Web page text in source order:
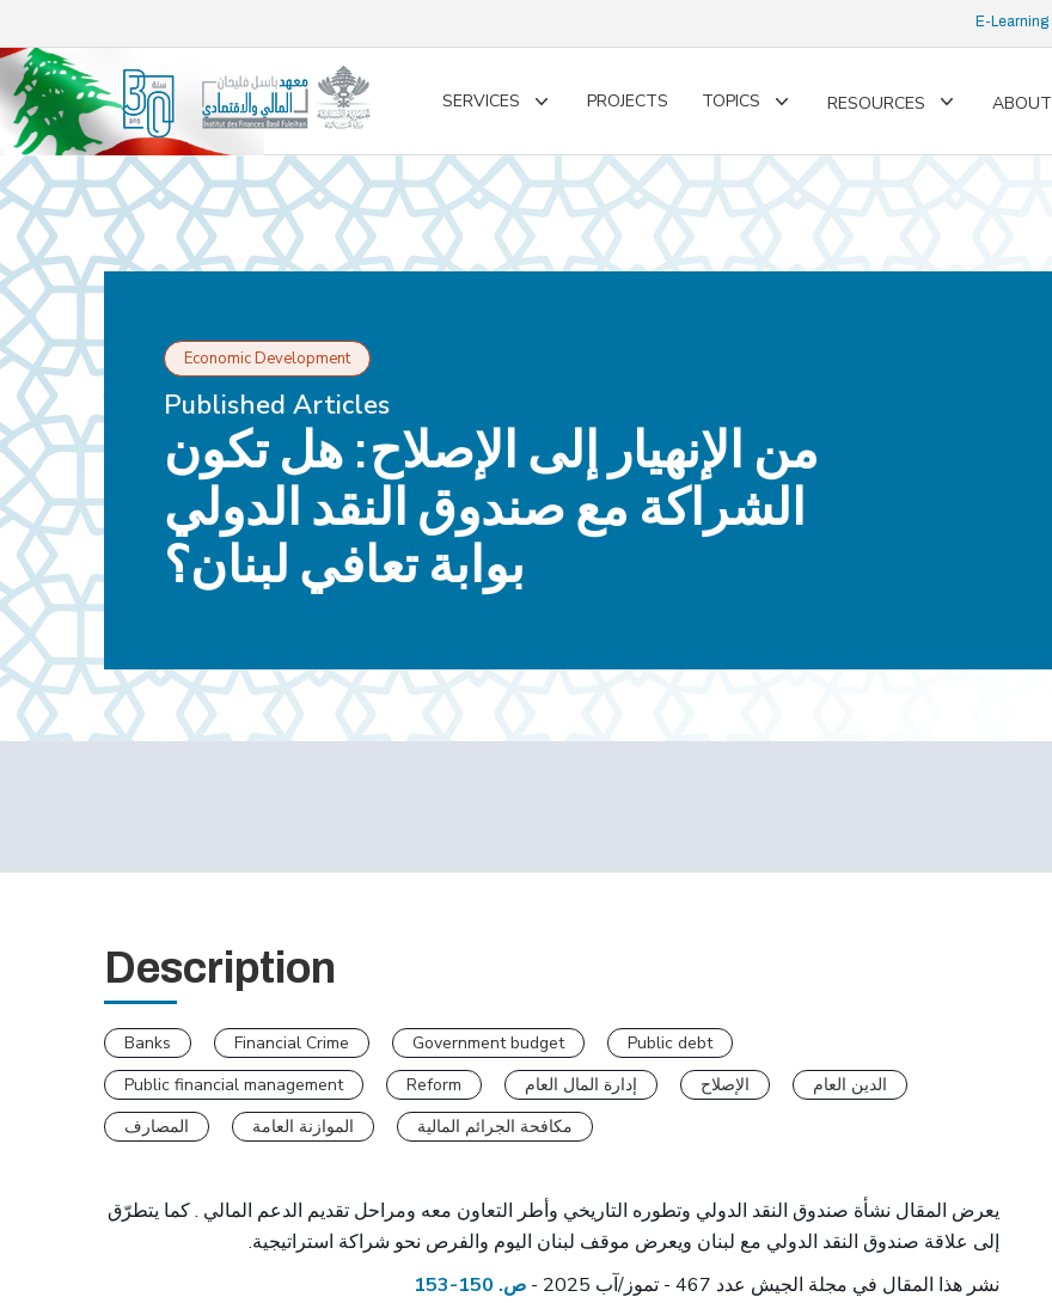
E-Learning
SERVICES
Toggle
PROJECTS TOPICS
ToggleRESOURCES
ToggleABOUT
Economic Development
Published Articles
من الإنهيار إلى الإصلاح: هل تكون
الشراكة مع صندوق النقد الدولي
بوابة تعافي لبنان؟
Description
Banks Financial Crime Government budget
Public debt
Public financial management
Reform إدارة المال العام الإصلاح
الدين العام
المصارف
الموازنة العامة مكافحة الجرائم المالية
يعرض المقال نشأة صندوق النقد الدولي وتطوره التاريخي وأطر التعاون معه ومراحل تقديم الدعم المالي . كما يتطرّق
إلى علاقة صندوق النقد الدولي مع لبنان ويعرض موقف لبنان اليوم والفرص نحو شراكة استراتيجية.
نشر هذا المقال في مجلة الجيش عدد 467 - تموز/آب 2025 -
ص. 150-153